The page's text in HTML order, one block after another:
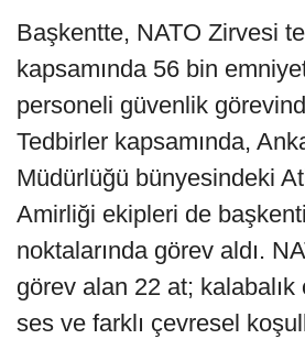
Başkentte, NATO Zirvesi
kapsamında 56 bin
personeli güvenlik
Tedbirler kapsamında,
Müdürlüğü bünyesindeki
Amirliği ekipleri de
noktalarında görev aldı.
görev alan 22 at;
ses ve farklı çevresel